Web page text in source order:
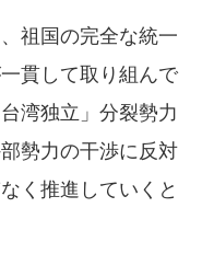
祖国の完全な統一
貫して取り組んで
湾独立」分裂勢力
勢力の干渉に反対
く推進していくと